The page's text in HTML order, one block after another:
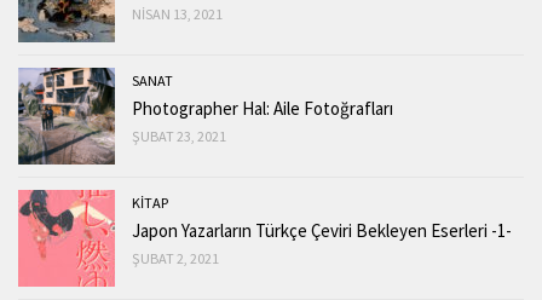
NISAN 13, 2021
SANAT
Photographer Hal: Aile Fotoğrafları
ŞUBAT 23, 2021
KİTAP
Japon Yazarların Türkçe Çeviri Bekleyen Eserleri -1-
ŞUBAT 2, 2021